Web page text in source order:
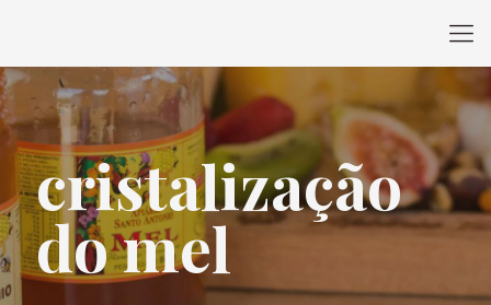
cristalização
do mel